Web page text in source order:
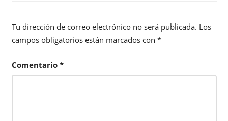
Tu dirección de correo electrónico no será publicada. Los
campos obligatorios están marcados con *
Comentario *